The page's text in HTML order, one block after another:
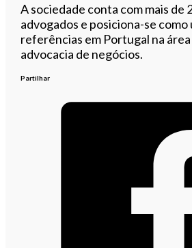
A sociedade conta com mais de
advogados e posiciona-se como
referências em Portugal na área
advocacia de negócios.
Partilhar